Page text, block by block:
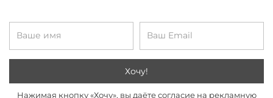
Хочу!
Нажимая кнопку «Хочу», вы даёте согласие на рекламную